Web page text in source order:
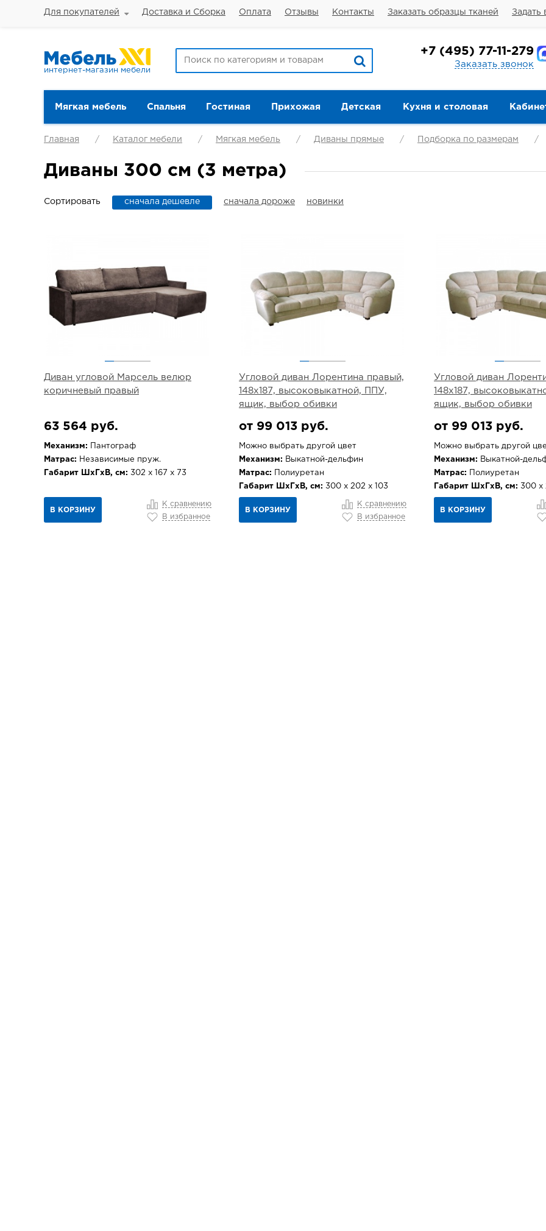
Для покупателей Доставка и Сборка Оплата Отзывы Контакты Заказать образцы тканей Задать
интернет-магазин мебели
+7 (495) 77-11-279
Заказать звонок
Мягкая мебель Спальня Гостиная Прихожая Детская Кухня и столовая
Главная Каталог мебели Мягкая мебель Диваны прямые Подборка по размерам
Диваны 300 см (3 метра)
Сортировать сначала дешевле сначала дороже новинки
Диван угловой Марсель велюр
коричневый правый
63 564 руб.
Механизм: Пантограф
Матрас: Независимые пруж.
Габарит ШхГхВ, см: 302 х 167 х 73
В КОРЗИНУ
К сравнению
В избранное
Угловой диван Лорентина правый,
148х187, высоковыкатной, ППУ,
ящик, выбор обивки
от 99 013 руб.
Можно выбрать другой цвет
Механизм: Выкатной-дельфин
Матрас: Полиуретан
Габарит ШхГхВ, см: 300 х 202 х 103
В КОРЗИНУ
К сравнению
В избранное
Угловой диван
148х187,
ящик, выбор обивки
от 99 013 руб.
Можно выбрать другой
Механизм: Выкатной-
Матрас: Полиуретан
Габарит ШхГхВ, см: 300 х
В КОРЗИНУ